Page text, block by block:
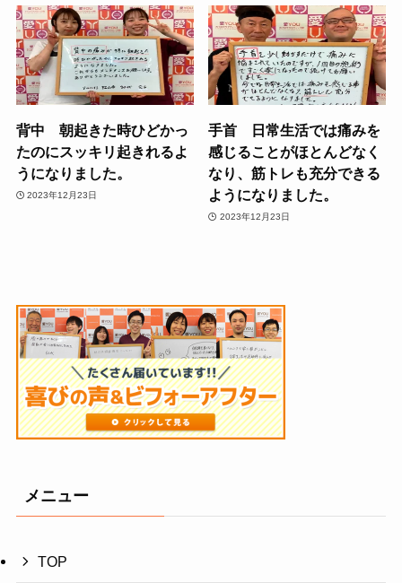
背中 朝起きた時ひどかっ
たのにスッキリ起きれるよ
うになりました。
2023年12月23日
手首 日常生活では痛みを
感じることがほとんどなく
なり、筋トレも充分できる
ようになりました。
2023年12月23日
メニュー
TOP